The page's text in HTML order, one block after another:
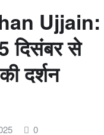
Ujjain:
दिसंबर से
दर्शन
0